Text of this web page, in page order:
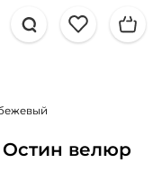
велюр